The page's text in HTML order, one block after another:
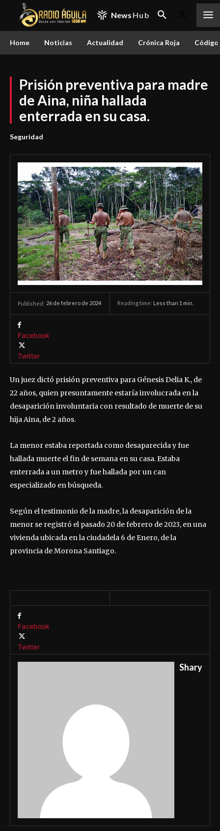
News Hub
Home Noticias Actualidad Crónica Roja
Prisión preventiva para madre
de Aina, niña hallada
enterrada en su casa.
Seguridad
Published: 26 de febrero de 2024 Reading time: Less than 1 min.
Facebook
Twitter
Un juez dictó prisión preventiva para Génesis Delia K., de
22 años, quien presuntamente estaría involucrada en la
desaparición involuntaria con resultado de muerte de su
hija Aina, de 2 años.
La menor estaba reportada como desaparecida y fue
hallada muerte el fin de semana en su casa. Estaba
enterrada a un metro y fue hallada por un can
especializado en búsqueda.
Según el testimonio de la madre, la desaparición de la
menor se registró el pasado 20 de febrero de 2023, en una
vivienda ubicada en la ciudadela 6 de Enero, de la
provincia de Morona Santiago.
Facebook
Twitter
Shary